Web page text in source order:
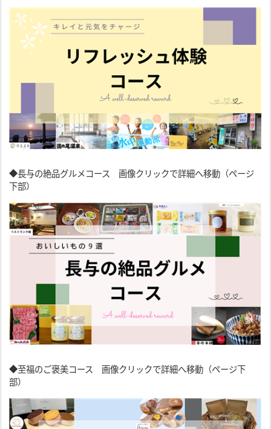
◆長与の絶品グルメコース 画像クリックで詳細へ移動（ページ
下部）
◆至福のご褒美コース 画像クリックで詳細へ移動（ページ下
部）